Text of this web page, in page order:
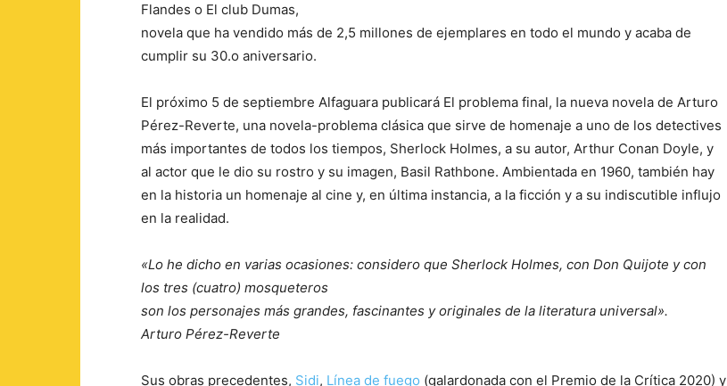
Flandes o El club Dumas,
novela que ha vendido más de 2,5 millones de ejemplares en todo el mundo y acaba de
cumplir su 30.o aniversario.
El próximo 5 de septiembre Alfaguara publicará El problema final, la nueva novela de Arturo
Pérez-Reverte, una novela-problema clásica que sirve de homenaje a uno de los detectives
más importantes de todos los tiempos, Sherlock Holmes, a su autor, Arthur Conan Doyle, y
al actor que le dio su rostro y su imagen, Basil Rathbone. Ambientada en 1960, también hay
en la historia un homenaje al cine y, en última instancia, a la ficción y a su indiscutible influjo
en la realidad.
«Lo he dicho en varias ocasiones: considero que Sherlock Holmes, con Don Quijote y con
los tres (cuatro) mosqueteros
son los personajes más grandes, fascinantes y originales de la literatura universal».
Arturo Pérez-Reverte
Sus obras precedentes, Sidi, Línea de fuego (galardonada con el Premio de la Crítica 2020) y